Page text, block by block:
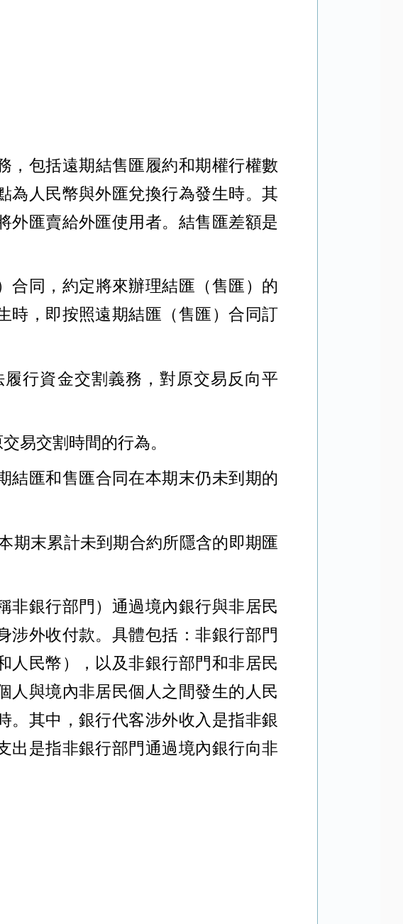
，包括遠期結售匯履約和期權行權數
為人民幣與外匯兌換行為發生時。其
外匯賣給外匯使用者。結售匯差額是
合同，約定將來辦理結匯（售匯）的
時，即按照遠期結匯（售匯）合同訂
行資金交割義務，對原交易反向平
易交割時間的行為。
結匯和售匯合同在本期末仍未到期的
期末累計未到期合約所隱含的即期匯
非銀行部門）通過境內銀行與非居民
涉外收付款。具體包括：非銀行部門
人民幣），以及非銀行部門和非居民
人與境內非居民個人之間發生的人民
。其中，銀行代客涉外收入是指非銀
出是指非銀行部門通過境內銀行向非